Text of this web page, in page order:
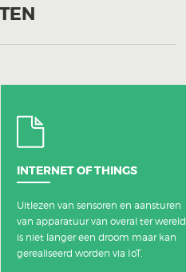
INTERNET OF THINGS
Uitlezen van sensoren en aansturen
van apparatuur van overal ter wereld
is niet langer een droom maar kan
gerealiseerd worden via IoT.